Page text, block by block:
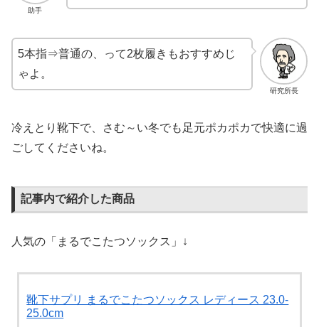
助手
研究所長
5本指⇒普通の、って2枚履きもおすすめじ
ゃよ。
冷えとり靴下で、さむ～い冬でも足元ポカポカで快適に過
ごしてくださいね。
記事内で紹介した商品
人気の「まるでこたつソックス」↓
靴下サプリ まるでこたつソックス レディース 23.0-
25.0cm